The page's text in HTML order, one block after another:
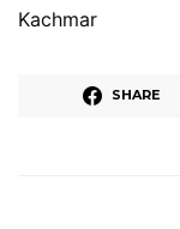
Kachmar
SHARE